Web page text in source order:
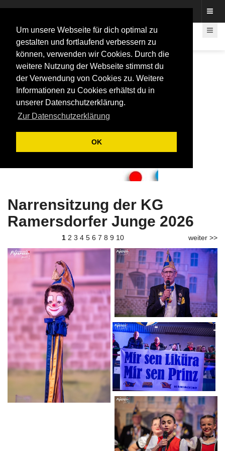
Um unsere Webseite für dich optimal zu
gestalten und fortlaufend verbessern zu
können, verwenden wir Cookies. Durch die
weitere Nutzung der Webseite stimmst du
der Verwendung von Cookies zu. Weitere
Informationen zu Cookies erhältst du in
unserer Datenschutzerklärung.
Zur Datenschutzerklärung
OK
Narrensitzung der KG
Ramersdorfer Junge 2026
1 2 3 4 5 6 7 8 9 10 weiter >>